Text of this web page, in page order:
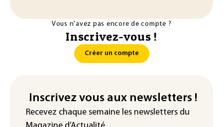
Vous n'avez pas encore de compte ?
Inscrivez-vous !
Créer un compte
Inscrivez vous aux newsletters !
Recevez chaque semaine les newsletters du